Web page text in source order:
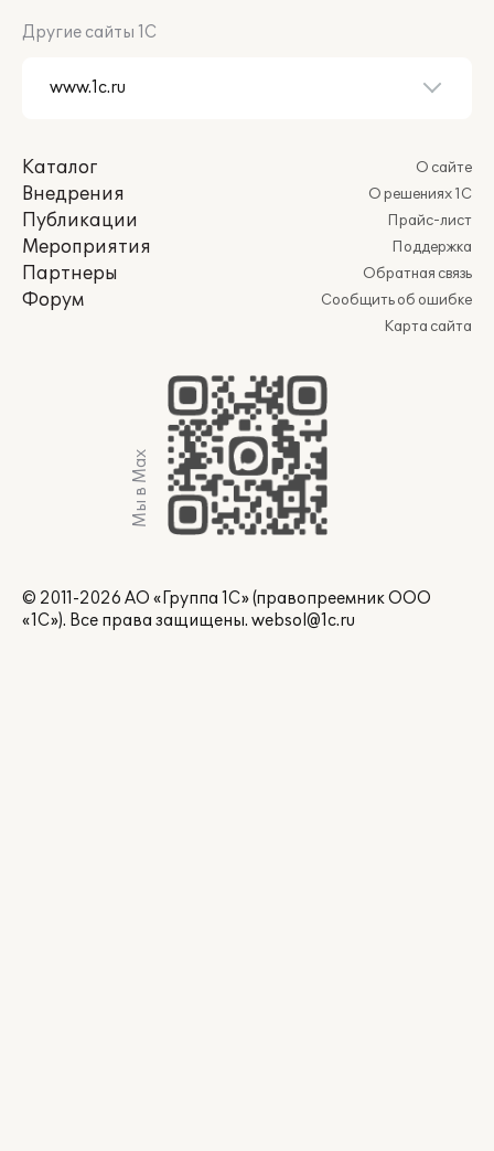
Другие сайты 1С
Каталог
Внедрения
Публикации
Мероприятия
Партнеры
Форум
О сайте
О решениях 1С
Прайс-лист
Поддержка
Обратная связь
Сообщить об ошибке
Карта сайта
Мы в Max
© 2011-2026 АО «Группа 1С» (правопреемник ООО
«1С»). Все права защищены. websol@1c.ru